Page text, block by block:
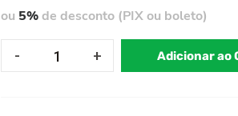
ou 5%de desconto (PIX ou boleto)
Adicionar ao